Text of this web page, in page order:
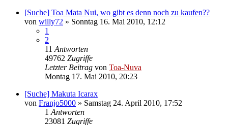
[Suche] Toa Mata Nui, wo gibt es denn noch zu kaufen??
von willy72 » Sonntag 16. Mai 2010, 12:12
1
2
11 Antworten
49762 Zugriffe
Letzter Beitrag von Toa-Nuva
Montag 17. Mai 2010, 20:23
[Suche] Makuta Icarax
von Franjo5000 » Samstag 24. April 2010, 17:52
1 Antworten
23081 Zugriffe